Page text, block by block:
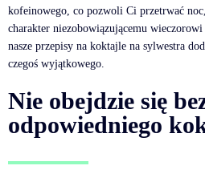
kofeinowego, co pozwoli Ci przetrwać
charakter niezobowiązującemu
nasze przepisy na koktajle na sylwestra
czegoś wyjątkowego.
Nie obejdzie się
odpowiedniego